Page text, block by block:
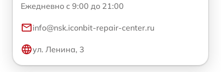
Ежедневно с 9:00 до 21:00
info@nsk.iconbit-repair-center.ru
ул. Ленина, 3